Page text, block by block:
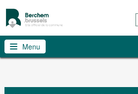
Menu